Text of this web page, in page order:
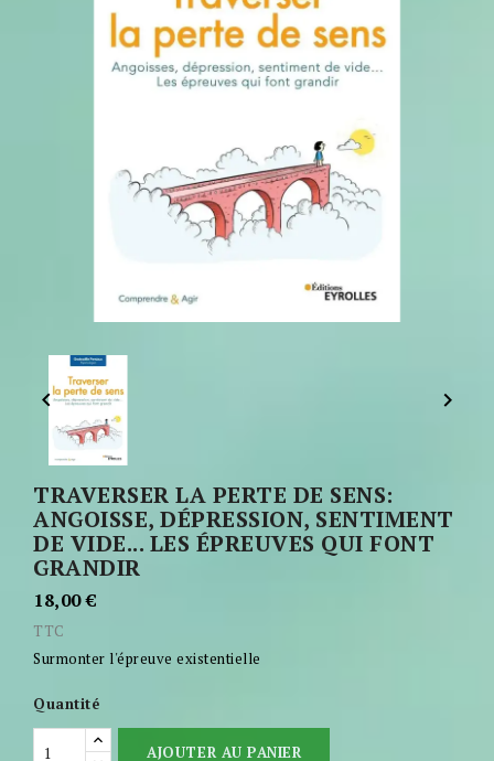
 
TRAVERSER LA PERTE DE SENS:
ANGOISSE, DÉPRESSION, SENTIMENT
DE VIDE... LES ÉPREUVES QUI FONT
GRANDIR
18,00 €
TTC
Surmonter l'épreuve existentielle
Quantité
AJOUTER AU PANIER